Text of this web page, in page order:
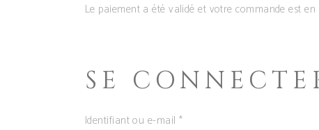
Le paiement a été validé et votre commande est
SE
Identifiant ou e-mail *Obligatoire